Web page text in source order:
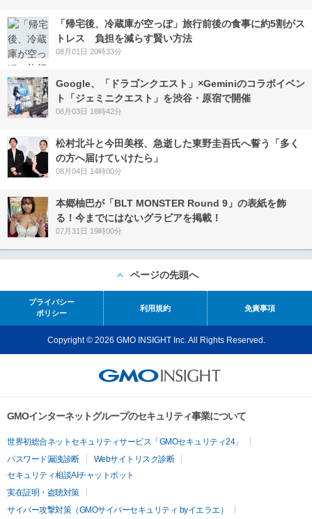
「帰宅後、冷蔵庫が空っぽ」旅行前後の食事に約5割がス
トレス 負担を減らす賢い方法
08月01日 20時33分
Google、「ドラゴンクエスト」×Geminiのコラボイベン
ト「ジェミニクエスト」を渋谷・原宿で開催
08月03日 18時42分
松村北斗と今田美桜、急逝した東野圭吾氏へ誓う「多く
の方へ届けていけたら」
08月04日 14時00分
本郷柚巴が「BLT MONSTER Round 9」の表紙を飾
る！今までにはないグラビアを掲載！
07月31日 19時00分
ページの先頭へ
プライバシー
ポリシー
利用規約 免責事項
Copyright © 2026 GMO INSIGHT Inc. All Rights Reserved.
GMOインターネットグループのセキュリティ事業について
世界初総合ネットセキュリティサービス「GMOセキュリティ24」
パスワード漏洩診断
Webサイトリスク診断
セキュリティ相談AIチャットボット
実在証明・盗聴対策
サイバー攻撃対策（GMOサイバーセキュリティ byイエラエ）